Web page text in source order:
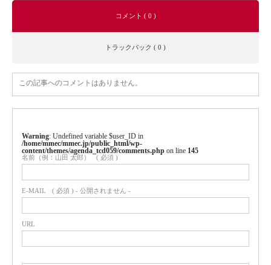
コメント ( 0 )
トラックバック ( 0 )
この記事へのコメントはありません。
Warning : Undefined variable $user_ID in
/home/mmec/mmec.jp/public_html/wp-
content/themes/agenda_tcd059/comments.php on line 145
名前（例：山田 太郎） ( 必須 )
E-MAIL ( 必須 ) - 公開されません -
URL